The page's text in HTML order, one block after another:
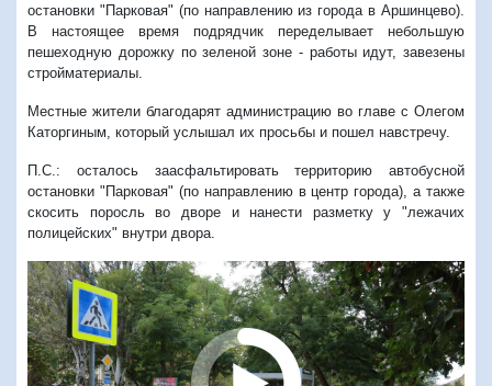
остановки "Парковая" (по направлению из города в Аршинцево).
В настоящее время подрядчик переделывает небольшую
пешеходную дорожку по зеленой зоне - работы идут, завезены
стройматериалы.
Местные жители благодарят администрацию во главе с Олегом
Каторгиным, который услышал их просьбы и пошел навстречу.
П.С.: осталось заасфальтировать территорию автобусной
остановки "Парковая" (по направлению в центр города), а также
скосить поросль во дворе и нанести разметку у "лежачих
полицейских" внутри двора.